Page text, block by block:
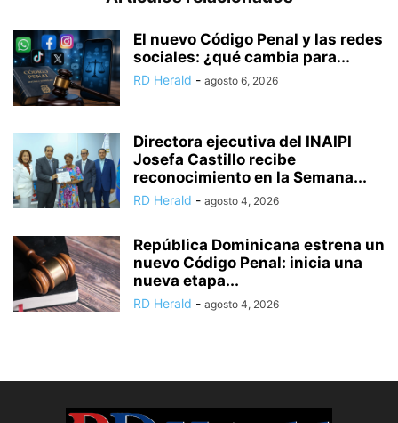
El nuevo Código Penal y las redes
sociales: ¿qué cambia para...
RD Herald - agosto 6, 2026
Directora ejecutiva del INAIPI
Josefa Castillo recibe
reconocimiento en la Semana...
RD Herald - agosto 4, 2026
República Dominicana estrena un
nuevo Código Penal: inicia una
nueva etapa...
RD Herald - agosto 4, 2026